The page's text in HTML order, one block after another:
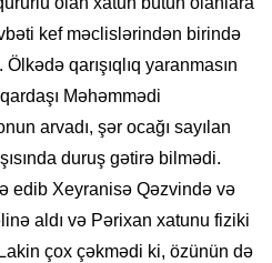
kef məclislərindən birində
qarışıqlıq yaranmasın
Məhəmmədi
arvadı, şər ocağı sayılan
duruş gətirə bilmədi.
edib Xeyranisə Qəzvində və
aldı və Pərixan xatunu fiziki
çox çəkmədi ki, özünün də